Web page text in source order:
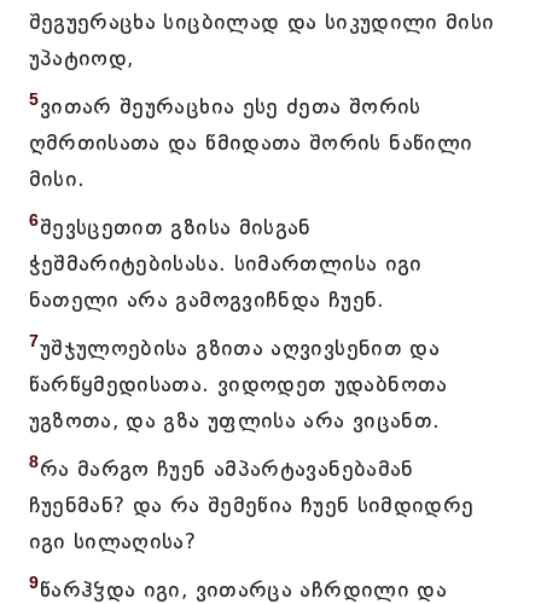
შეგუერაცხა სიცბილად და სიკუდილი მისი
უპატიოდ,
5ვითარ შეურაცხია ესე ძეთა შორის
ღმრთისათა და წმიდათა შორის ნაწილი
მისი.
6შევსცეთით გზისა მისგან
ჭეშმარიტებისასა. სიმართლისა იგი
ნათელი არა გამოგვიჩნდა ჩუენ.
7უშჯულოებისა გზითა აღვივსენით და
წარწყმედისათა. ვიდოდეთ უდაბნოთა
უგზოთა, და გზა უფლისა არა ვიცანთ.
8რა მარგო ჩუენ ამპარტავანებამან
ჩუენმან? და რა შემეწია ჩუენ სიმდიდრე
იგი სილაღისა?
9წარჰჴდა იგი, ვითარცა აჩრდილი და